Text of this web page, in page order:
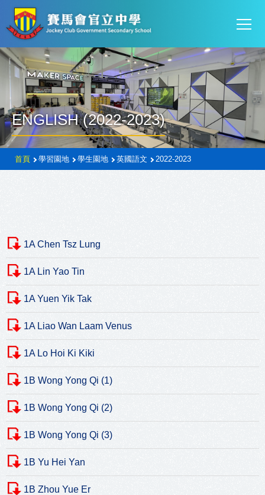
移至主內容
ENGLISH (2022-2023)
導
首頁 學習園地 學生園地 英國語文 2022-2023
1A Chen Tsz Lung
1A Lin Yao Tin
1A Yuen Yik Tak
1A Liao Wan Laam Venus
1A Lo Hoi Ki Kiki
1B Wong Yong Qi (1)
1B Wong Yong Qi (2)
1B Wong Yong Qi (3)
1B Yu Hei Yan
1B Zhou Yue Er